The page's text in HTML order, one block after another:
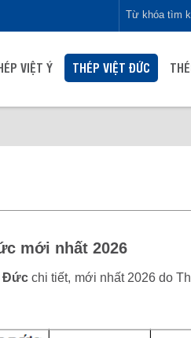
VIỆT Ý THÉP VIỆT ĐỨC
mới nhất 2026
Đứcchi tiết, mới nhất 2026 do